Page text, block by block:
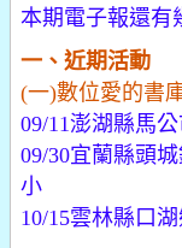
本期電子報還有
一、近期活動
(一)數位愛的書
09/11澎湖縣馬
09/30宜蘭縣頭
小
10/15雲林縣口